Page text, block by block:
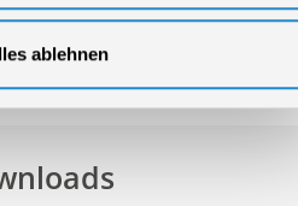
ablehnen
4015671139597